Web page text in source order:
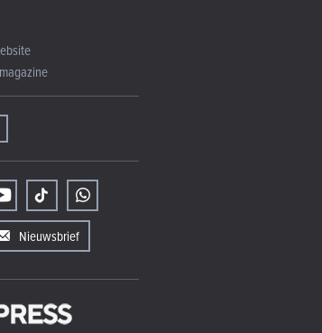
Nieuwsbrief